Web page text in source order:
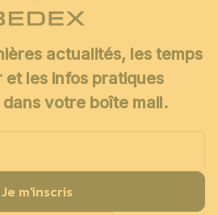
actualités, les temps
et les infos pratiques
votre boîte mail.
Je m'inscris